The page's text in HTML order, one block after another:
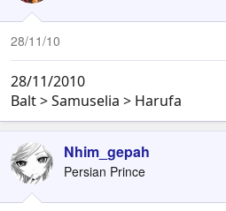
28/11/10
28/11/2010
Balt > Samuselia > Harufa
Nhim_gepah
Persian Prince